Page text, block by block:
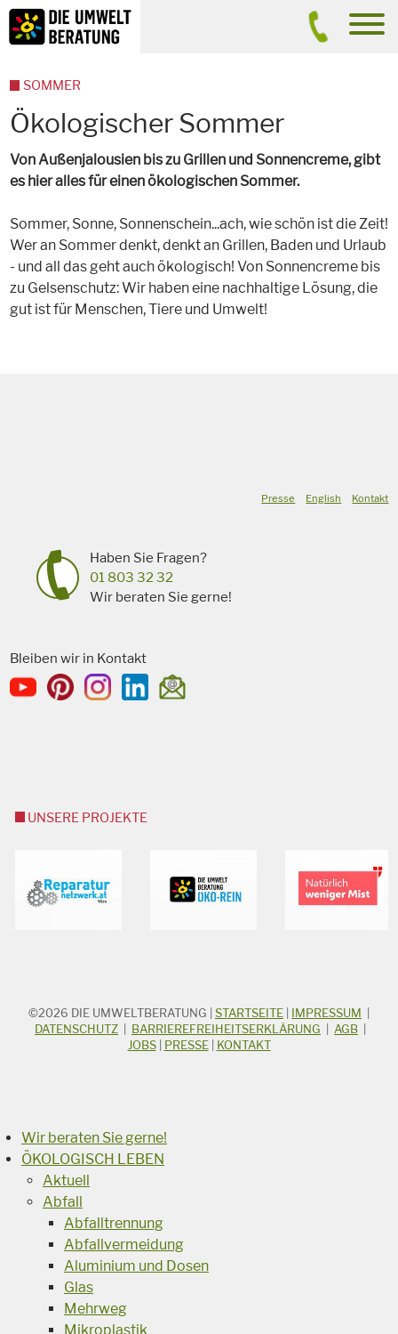
Inhalt
Suche
Ökologischer Sommer
Von Außenjalousien bis zu Grillen und Sonnencreme, gibt
es hier alles für einen ökologischen Sommer.
Sommer, Sonne, Sonnenschein...ach, wie schön ist die Zeit!
Wer an Sommer denkt, denkt an Grillen, Baden und Urlaub
- und all das geht auch ökologisch! Von Sonnencreme bis
zu Gelsenschutz: Wir haben eine nachhaltige Lösung, die
gut ist für Menschen, Tiere und Umwelt!
SOMMER
Presse English Kontakt
Haben Sie Fragen?
01 803 32 32
Wir beraten Sie gerne!
Bleiben wir in Kontakt
UNSERE PROJEKTE
STICHWORTSUCHE
Suchbegriff
©2026 DIE UMWELTBERATUNG STARTSEITE IMPRESSUM
DATENSCHUTZ
BARRIEREFREIHEITSERKLÄRUNG AGB
JOBS| PRESSE| KONTAKT
Wir beraten Sie gerne!
ÖKOLOGISCH LEBEN
Aktuell
Abfall
Abfalltrennung
Abfallvermeidung
Aluminium und Dosen
Glas
Mehrweg
Mikroplastik